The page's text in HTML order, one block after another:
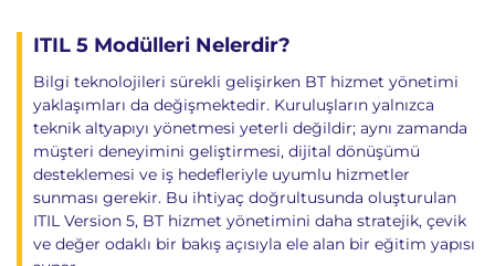
ITIL 5 Modülleri Nelerdir?
Bilgi teknolojileri sürekli gelişirken BT hizmet yönetimi
yaklaşımları da değişmektedir. Kuruluşların yalnızca
teknik altyapıyı yönetmesi yeterli değildir; aynı zamanda
müşteri deneyimini geliştirmesi, dijital dönüşümü
desteklemesi ve iş hedefleriyle uyumlu hizmetler
sunması gerekir. Bu ihtiyaç doğrultusunda oluşturulan
ITIL Version 5, BT hizmet yönetimini daha stratejik, çevik
ve değer odaklı bir bakış açısıyla ele alan bir eğitim yapısı